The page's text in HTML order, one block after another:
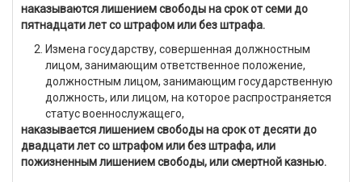
наказываются лишением свободы на срок от семи до
пятнадцати лет со штрафом или без штрафа.
Измена государству, совершенная должностным
лицом, занимающим ответственное положение,
должностным лицом, занимающим государственную
должность, или лицом, на которое распространяется
статус военнослужащего,
наказывается лишением свободы на срок от десяти до
двадцати лет со штрафом или без штрафа, или
пожизненным лишением свободы, или смертной казнью.